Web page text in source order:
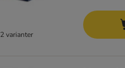
2 varianter